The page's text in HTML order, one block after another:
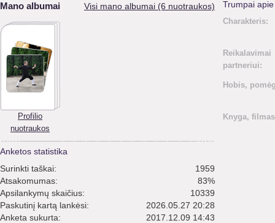
Mano albumai Visi mano albumai (6 nuotraukos)
Profilio
nuotraukos
Anketos statistika
Surinkti taškai:
1959
Atsakomumas:
83%
Apsilankymų skaičius:
10339
Paskutinį kartą lankėsi:
2026.05.27 20:28
Anketa sukurta:
2017.12.09 14:43
Trumpai
Charakteris:
Reikalavimai
partneriui:
Hobis,
Knyga,